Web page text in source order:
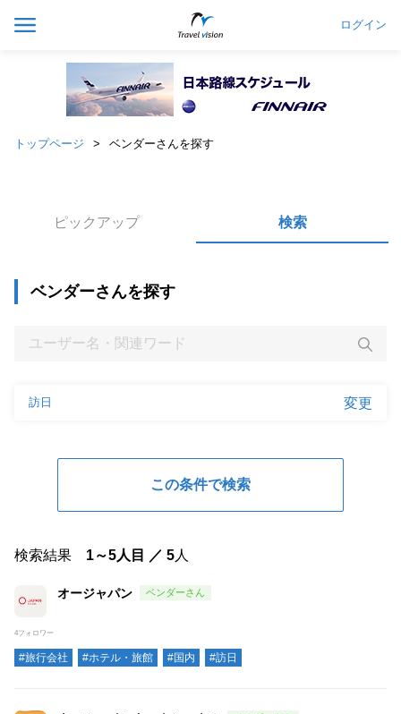
ログイン
トップページ ベンダーさんを探す
ピックアップ 検索
ベンダーさんを探す
検索結果 1～5人目 ／ 5人
オージャパン
4フォロワー
#旅行会社 #ホテル・旅館 #国内 #訪日